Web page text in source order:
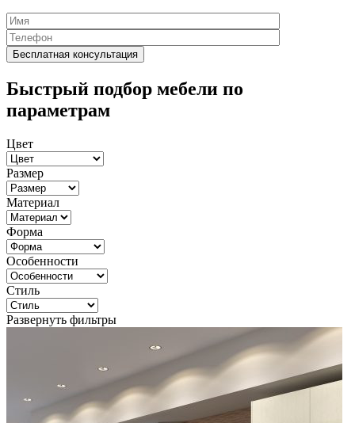
Быстрый подбор мебели по
параметрам
Цвет
Размер
Материал
Форма
Особенности
Стиль
Развернуть фильтры